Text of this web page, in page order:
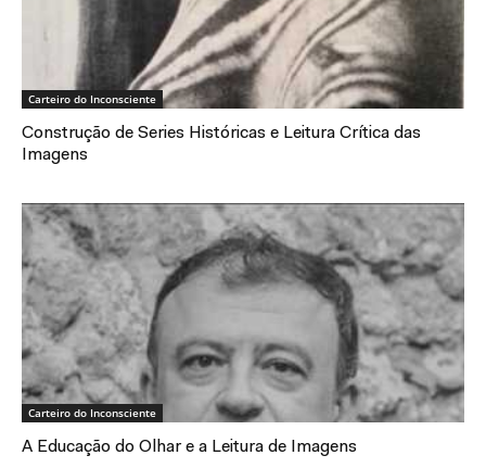
Carteiro do Inconsciente
Construção de Series Históricas e Leitura Crítica das
Imagens
Carteiro do Inconsciente
A Educação do Olhar e a Leitura de Imagens